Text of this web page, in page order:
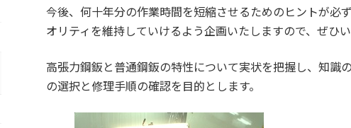
今後、何十年分の作業時間を短縮させるためのヒントが必
オリティを維持していけるよう企画いたしますので、ぜひい
高張力鋼鈑と普通鋼鈑の特性について実状を把握し、知識
の選択と修理手順の確認を目的とします。